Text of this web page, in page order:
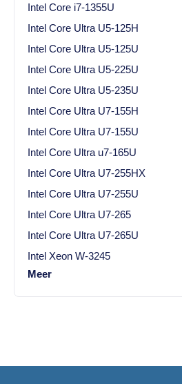
Intel Core i7-1355U
Intel Core Ultra U5-125H
Intel Core Ultra U5-125U
Intel Core Ultra U5-225U
Intel Core Ultra U5-235U
Intel Core Ultra U7-155H
Intel Core Ultra U7-155U
Intel Core Ultra u7-165U
Intel Core Ultra U7-255HX
Intel Core Ultra U7-255U
Intel Core Ultra U7-265
Intel Core Ultra U7-265U
Intel Xeon W-3245
Meer